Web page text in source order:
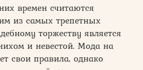
времен считаются
из самых трепетных
торжеству является
и невестой. Мода на
свои правила, однако